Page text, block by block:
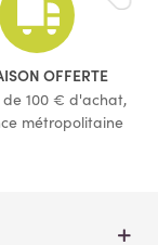
OFFERTE
100 € d'achat,
métropolitaine